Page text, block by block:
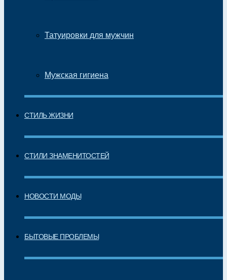
Татуировки для мужчин
Мужская гигиена
СТИЛЬ ЖИЗНИ
СТИЛИ ЗНАМЕНИТОСТЕЙ
НОВОСТИ МОДЫ
БЫТОВЫЕ ПРОБЛЕМЫ